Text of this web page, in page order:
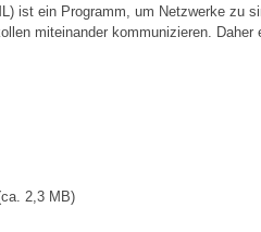
ist ein Programm, um Netzwerke zu
miteinander kommunizieren.
2,3 MB)